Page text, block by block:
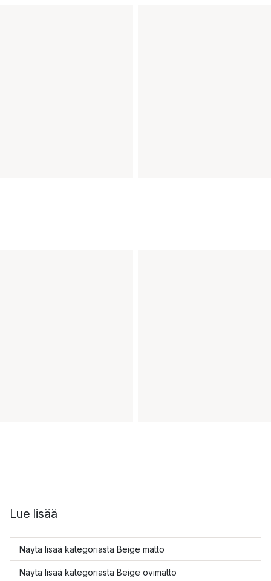
Lue lisää
Näytä lisää kategoriasta Beige matto
Näytä lisää kategoriasta Beige ovimatto